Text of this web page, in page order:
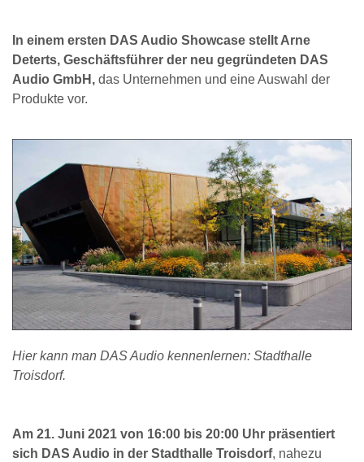
In einem ersten DAS Audio Showcase stellt Arne
Deterts, Geschäftsführer der neu gegründeten DAS
Audio GmbH, das Unternehmen und eine Auswahl der
Produkte vor.
Hier kann man DAS Audio kennenlernen: Stadthalle
Troisdorf.
Am 21. Juni 2021 von 16:00 bis 20:00 Uhr präsentiert
sich DAS Audio in der Stadthalle Troisdorf, nahezu